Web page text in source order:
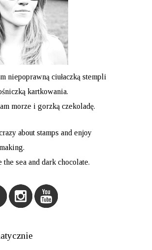
niepoprawną ciułaczką stempli
kartkowania.
morze i gorzką czekoladę.
about stamps and enjoy
the sea and dark chocolate.